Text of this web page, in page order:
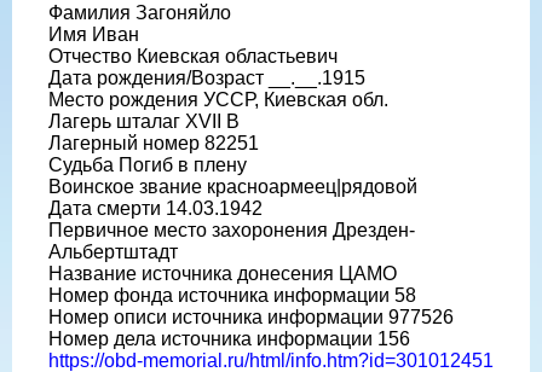
Фамилия Загоняйло
Имя Иван
Отчество Киевская областьевич
Дата рождения/Возраст __.__.1915
Место рождения УССР, Киевская обл.
Лагерь шталаг XVII B
Лагерный номер 82251
Судьба Погиб в плену
Воинское звание красноармеец|рядовой
Дата смерти 14.03.1942
Первичное место захоронения Дрезден-
Альбертштадт
Название источника донесения ЦАМО
Номер фонда источника информации 58
Номер описи источника информации 977526
Номер дела источника информации 156
https://obd-memorial.ru/html/info.htm?id=301012451